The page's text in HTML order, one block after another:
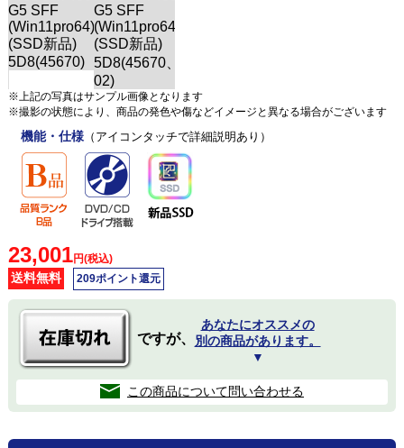
※上記の写真はサンプル画像となります
※撮影の状態により、商品の発色や傷などイメージと異なる場合がございます
機能・仕様（アイコンタッチで詳細説明あり）
23,001円(税込)
送料無料 209ポイント還元
ですが、
あなたにオススメの
別の商品があります。
▼
この商品について問い合わせる